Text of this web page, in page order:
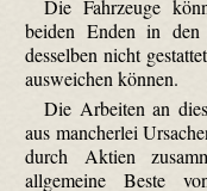
Die Fahrzeuge
beiden Enden in
desselben nicht
ausweichen können.
Die Arbeiten an
aus mancherlei
durch Aktien
allgemeine Beste